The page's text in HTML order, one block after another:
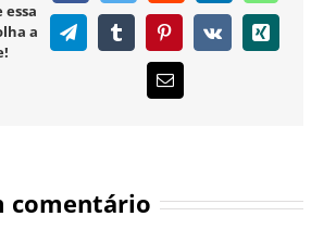
a
TelegramTumblr PinterestVk Xing
E-
mail
comentário